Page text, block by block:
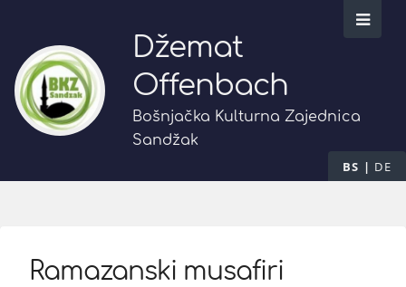
Džemat
Offenbach
Bošnjačka Kulturna Zajednica
Sandžak
BS
DE
Ramazanski musafiri